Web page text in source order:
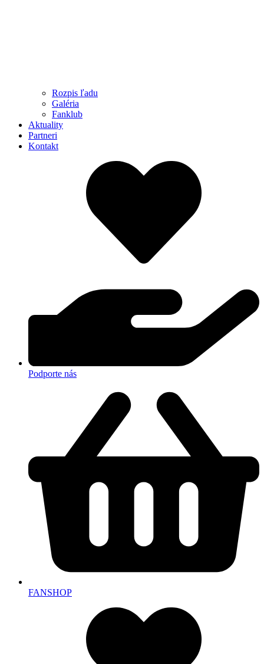
Rozpis ľadu
Galéria
Fanklub
Aktuality
Partneri
Kontakt
Podporte nás
FANSHOP